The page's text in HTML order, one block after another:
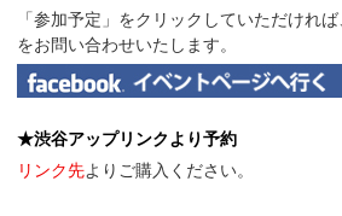
「参加予定」をクリックしていただけれ
をお問い合わせいたします。
★渋谷アップリンクより予約
リンク先よりご購入ください。